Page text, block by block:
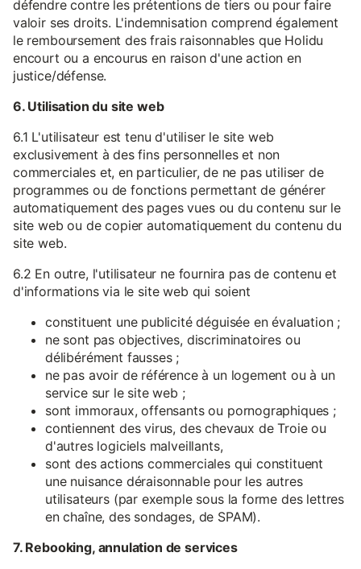
défendre contre les prétentions de tiers ou pour faire
valoir ses droits. L'indemnisation comprend également
le remboursement des frais raisonnables que Holidu
encourt ou a encourus en raison d'une action en
justice/défense.
6. Utilisation du site web
6.1 L'utilisateur est tenu d'utiliser le site web
exclusivement à des fins personnelles et non
commerciales et, en particulier, de ne pas utiliser de
programmes ou de fonctions permettant de générer
automatiquement des pages vues ou du contenu sur le
site web ou de copier automatiquement du contenu du
site web.
6.2 En outre, l'utilisateur ne fournira pas de contenu et
d'informations via le site web qui soient
constituent une publicité déguisée en évaluation ;
ne sont pas objectives, discriminatoires ou
délibérément fausses ;
ne pas avoir de référence à un logement ou à un
service sur le site web ;
sont immoraux, offensants ou pornographiques ;
contiennent des virus, des chevaux de Troie ou
d'autres logiciels malveillants,
sont des actions commerciales qui constituent
une nuisance déraisonnable pour les autres
utilisateurs (par exemple sous la forme des lettres
en chaîne, des sondages, de SPAM).
7. Rebooking, annulation de services